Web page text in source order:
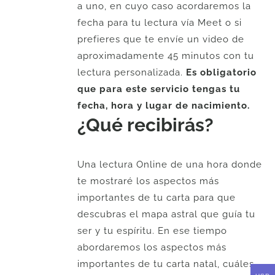
a uno, en cuyo caso acordaremos la
fecha para tu lectura vía Meet o si
prefieres que te envíe un video de
aproximadamente 45 minutos con tu
lectura personalizada. Es obligatorio
que para este servicio tengas tu
fecha, hora y lugar de nacimiento.
¿Qué recibirás?
Una lectura Online de una hora donde
te mostraré los aspectos más
importantes de tu carta para que
descubras el mapa astral que guía tu
ser y tu espíritu. En ese tiempo
abordaremos los aspectos más
importantes de tu carta natal, cuáles